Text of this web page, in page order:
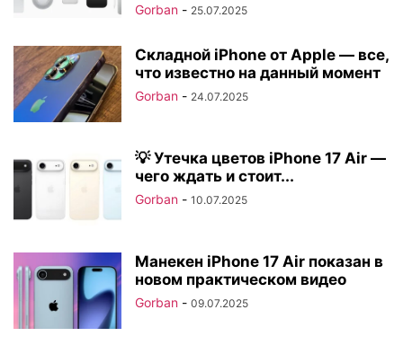
Gorban - 25.07.2025
Складной iPhone от Apple — все,
что известно на данный момент
Gorban - 24.07.2025
💡 Утечка цветов iPhone 17 Air —
чего ждать и стоит...
Gorban - 10.07.2025
Манекен iPhone 17 Air показан в
новом практическом видео
Gorban - 09.07.2025